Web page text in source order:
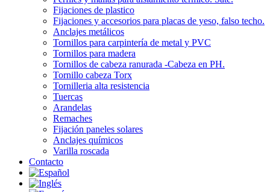
Fijaciones de plastico
Fijaciones y accesorios para placas de yeso, falso techo.
Anclajes metálicos
Tornillos para carpintería de metal y PVC
Tornillos para madera
Tornillos de cabeza ranurada -Cabeza en PH.
Tornillo cabeza Torx
Tornilleria alta resistencia
Tuercas
Arandelas
Remaches
Fijación paneles solares
Anclajes químicos
Varilla roscada
Contacto